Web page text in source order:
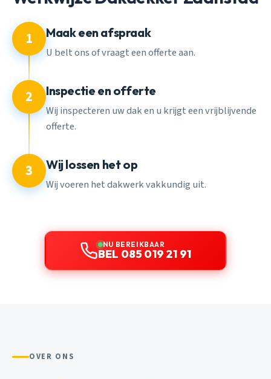
1 Maak een afspraak
U belt ons of vraagt een offerte aan.
2 Inspectie en offerte
Wij inspecteren uw dak en u krijgt een vrijblijvende
offerte.
3 Wij lossen het op
Wij voeren het dakwerk vakkundig uit.
NU BEREIKBAAR
BEL 085 019 21 91
OVER ONS